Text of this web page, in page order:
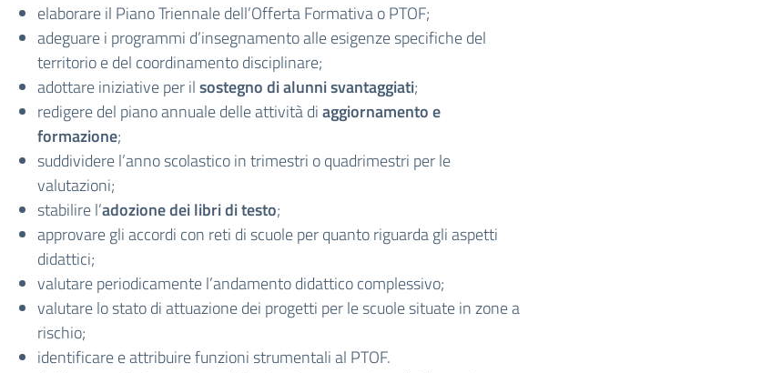
elaborare il Piano Triennale dell’Offerta Formativa o PTOF;
adeguare i programmi d’insegnamento alle esigenze specifiche del
territorio e del coordinamento disciplinare;
adottare iniziative per ilsostegno di alunni svantaggiati;
redigere del piano annuale delle attività diaggiornamento e
formazione;
suddividere l’anno scolastico in trimestri o quadrimestri per le
valutazioni;
stabilire l’adozione dei libri di testo;
approvare gli accordi con reti di scuole per quanto riguarda gli aspetti
didattici;
valutare periodicamente l’andamento didattico complessivo;
valutare lo stato di attuazione dei progetti per le scuole situate in zone a
rischio;
identificare e attribuire funzioni strumentali al PTOF.